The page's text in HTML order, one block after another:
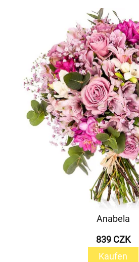
Anabela
839 CZK
Kaufen